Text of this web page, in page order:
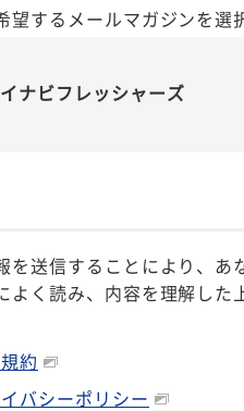
望するメールマガジンを選
ナビフレッシャーズ
を送信することにより、あ
よく読み、内容を理解した
約
バシーポリシー